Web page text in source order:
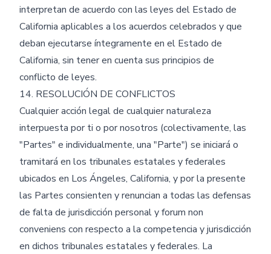
interpretan de acuerdo con las leyes del Estado de
California aplicables a los acuerdos celebrados y que
deban ejecutarse íntegramente en el Estado de
California, sin tener en cuenta sus principios de
conflicto de leyes.
14. RESOLUCIÓN DE CONFLICTOS
Cualquier acción legal de cualquier naturaleza
interpuesta por ti o por nosotros (colectivamente, las
"Partes" e individualmente, una "Parte") se iniciará o
tramitará en los tribunales estatales y federales
ubicados en Los Ángeles, California, y por la presente
las Partes consienten y renuncian a todas las defensas
de falta de jurisdicción personal y forum non
conveniens con respecto a la competencia y jurisdicción
en dichos tribunales estatales y federales. La